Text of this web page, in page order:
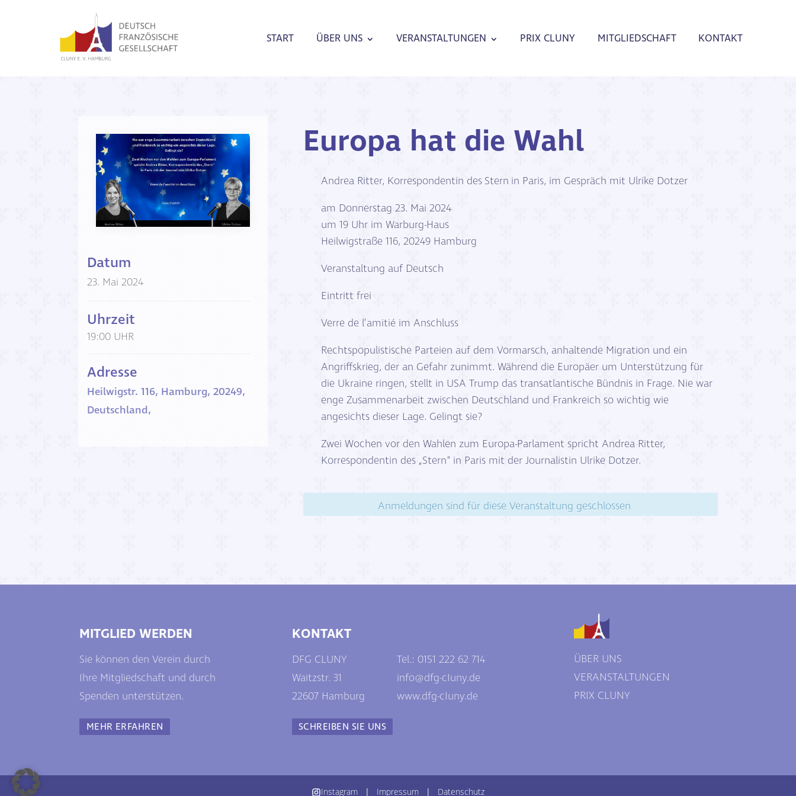
START ÜBER UNS VERANSTALTUNGEN PRIX CLUNY MITGLIEDSCHAFT KONTAKT
Datum
23. Mai 2024
Uhrzeit
19:00 UHR
Adresse
Heilwigstr. 116, Hamburg, 20249,
Deutschland,
Europa hat die Wahl
Andrea Ritter, Korrespondentin des Stern in Paris, im Gespräch mit Ulrike Dotzer
am Donnerstag 23. Mai 2024
um 19 Uhr im Warburg-Haus
Heilwigstraße 116, 20249 Hamburg
Veranstaltung auf Deutsch
Eintritt frei
Verre de l’amitié im Anschluss
Rechtspopulistische Parteien auf dem Vormarsch, anhaltende Migration und ein
Angriffskrieg, der an Gefahr zunimmt. Während die Europäer um Unterstützung für
die Ukraine ringen, stellt in USA Trump das transatlantische Bündnis in Frage. Nie war
enge Zusammenarbeit zwischen Deutschland und Frankreich so wichtig wie
angesichts dieser Lage. Gelingt sie?
Zwei Wochen vor den Wahlen zum Europa-Parlament spricht Andrea Ritter,
Korrespondentin des „Stern“ in Paris mit der Journalistin Ulrike Dotzer.
Anmeldungen sind für diese Veranstaltung geschlossen
MITGLIED WERDEN
Sie können den Verein durch
Ihre Mitgliedschaft und durch
Spenden unterstützen.
MEHR ERFAHREN
KONTAKT
DFG CLUNY
Waitzstr. 31
22607 Hamburg
Tel.: 0151 222 62 714
info@dfg-cIuny.de
www.dfg-cIuny.de
SCHREIBEN SIE UNS
ÜBER UNS
VERANSTALTUNGEN
PRIX CLUNY
Instagram | Impressum | Datenschutz